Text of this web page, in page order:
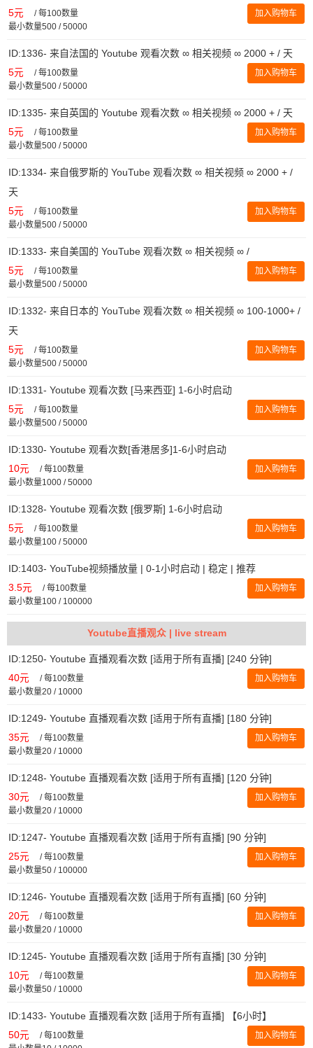
5元 /每100数量
最小数量500 / 50000
加入购物车
ID:1336- 来自法国的 Youtube 观看次数 ∞ 相关视频 ∞ 2000 + / 天
5元 /每100数量
最小数量500 / 50000
加入购物车
ID:1335- 来自英国的 Youtube 观看次数 ∞ 相关视频 ∞ 2000 + / 天
5元 /每100数量
最小数量500 / 50000
加入购物车
ID:1334- 来自俄罗斯的 YouTube 观看次数 ∞ 相关视频 ∞ 2000 + /
天
5元 /每100数量
最小数量500 / 50000
加入购物车
ID:1333- 来自美国的 YouTube 观看次数 ∞ 相关视频 ∞ /
5元 /每100数量
最小数量500 / 50000
加入购物车
ID:1332- 来自日本的 YouTube 观看次数 ∞ 相关视频 ∞ 100-1000+ /
天
5元 /每100数量
最小数量500 / 50000
加入购物车
ID:1331- Youtube 观看次数 [马来西亚] 1-6小时启动
5元 /每100数量
最小数量500 / 50000
加入购物车
ID:1330- Youtube 观看次数[香港居多]1-6小时启动
10元 /每100数量
最小数量1000 / 50000
加入购物车
ID:1328- Youtube 观看次数 [俄罗斯] 1-6小时启动
5元 /每100数量
最小数量100 / 50000
加入购物车
ID:1403- YouTube视频播放量 | 0-1小时启动 | 稳定 | 推荐
3.5元 /每100数量
最小数量100 / 100000
加入购物车
Youtube直播观众 | live stream
ID:1250- Youtube 直播观看次数 [适用于所有直播] [240 分钟]
40元 /每100数量
最小数量20 / 10000
加入购物车
ID:1249- Youtube 直播观看次数 [适用于所有直播] [180 分钟]
35元 /每100数量
最小数量20 / 10000
加入购物车
ID:1248- Youtube 直播观看次数 [适用于所有直播] [120 分钟]
30元 /每100数量
最小数量20 / 10000
加入购物车
ID:1247- Youtube 直播观看次数 [适用于所有直播] [90 分钟]
25元 /每100数量
最小数量50 / 100000
加入购物车
ID:1246- Youtube 直播观看次数 [适用于所有直播] [60 分钟]
20元 /每100数量
最小数量20 / 10000
加入购物车
ID:1245- Youtube 直播观看次数 [适用于所有直播] [30 分钟]
10元 /每100数量
最小数量50 / 10000
加入购物车
ID:1433- Youtube 直播观看次数 [适用于所有直播] 【6小时】
50元 /每100数量
加入购物车